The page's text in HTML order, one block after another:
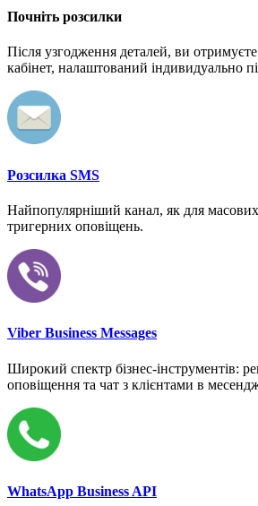
Почніть розсилки
Після узгодження деталей, ви
кабінет, налаштований індивидуально
Розсилка SMS
Найпопулярніший канал, як для масових
тригерних оповіщень.
Viber Business Messages
Широкий спектр бізнес-інструментів:
оповіщення та чат з клієнтами в
WhatsApp Business API